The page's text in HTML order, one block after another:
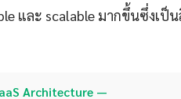
และ scalable มากขึ้นซึ่งเป็
Architecture —